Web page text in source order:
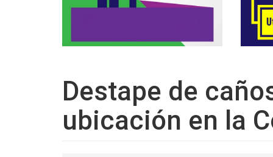
Destape de
ubicación en la